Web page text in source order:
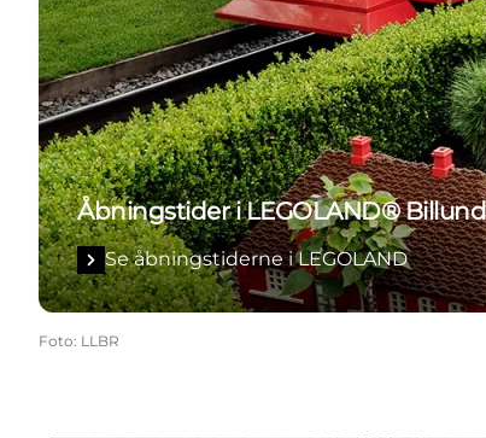
Åbningstider i LEGOLAND® Billund
Se åbningstiderne i LEGOLAND
Foto: LLBR